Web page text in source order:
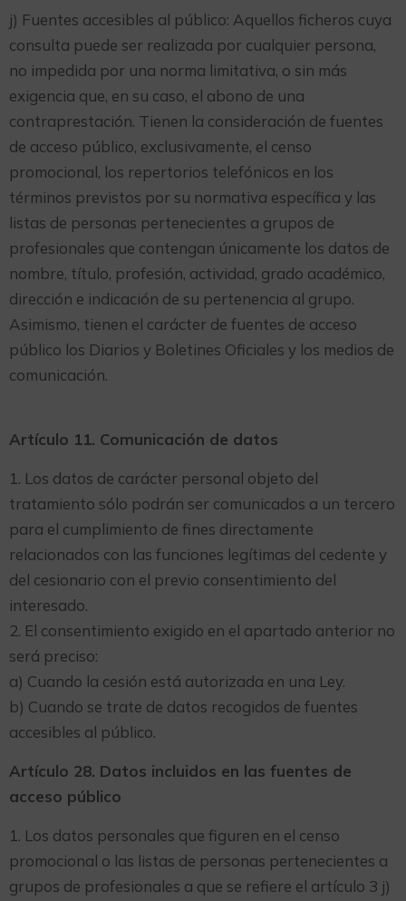
j) Fuentes accesibles al público: Aquellos ficheros cuya
consulta puede ser realizada por cualquier persona,
no impedida por una norma limitativa, o sin más
exigencia que, en su caso, el abono de una
contraprestación. Tienen la consideración de fuentes
de acceso público, exclusivamente, el censo
promocional, los repertorios telefónicos en los
términos previstos por su normativa específica y las
listas de personas pertenecientes a grupos de
profesionales que contengan únicamente los datos de
nombre, título, profesión, actividad, grado académico,
dirección e indicación de su pertenencia al grupo.
Asimismo, tienen el carácter de fuentes de acceso
público los Diarios y Boletines Oficiales y los medios de
comunicación.
Artículo 11. Comunicación de datos
1. Los datos de carácter personal objeto del
tratamiento sólo podrán ser comunicados a un tercero
para el cumplimiento de fines directamente
relacionados con las funciones legítimas del cedente y
del cesionario con el previo consentimiento del
interesado.
2. El consentimiento exigido en el apartado anterior no
será preciso:
a) Cuando la cesión está autorizada en una Ley.
b) Cuando se trate de datos recogidos de fuentes
accesibles al público.
Artículo 28. Datos incluidos en las fuentes de
acceso público
1. Los datos personales que figuren en el censo
promocional o las listas de personas pertenecientes a
grupos de profesionales a que se refiere el artículo 3 j)